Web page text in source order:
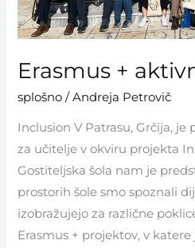
Erasmus +
splošno /Andreja Petrovič
Inclusion V Patrasu, Grčija,
za učitelje v okviru projekta
Gostiteljska šola nam je
prostorih šole smo spoznali
izobražujejo za različne
Erasmus + projektov, v